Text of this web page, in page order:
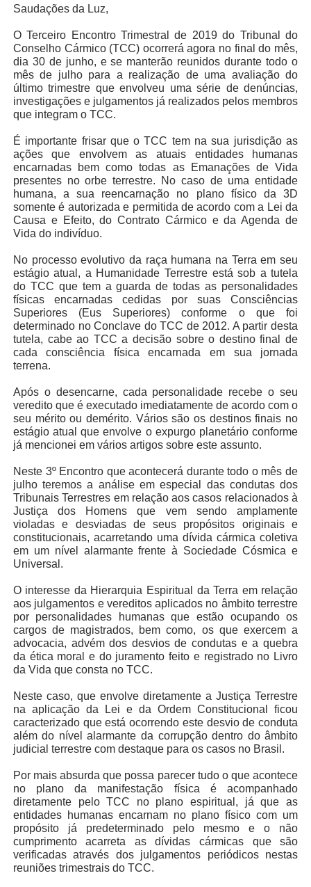
Saudações da Luz,
O Terceiro Encontro Trimestral de 2019 do Tribunal do
Conselho Cármico (TCC) ocorrerá agora no final do mês,
dia 30 de junho, e se manterão reunidos durante todo o
mês de julho para a realização de uma avaliação do
último trimestre que envolveu uma série de denúncias,
investigações e julgamentos já realizados pelos membros
que integram o TCC.
É importante frisar que o TCC tem na sua jurisdição as
ações que envolvem as atuais entidades humanas
encarnadas bem como todas as Emanações de Vida
presentes no orbe terrestre. No caso de uma entidade
humana, a sua reencarnação no plano físico da 3D
somente é autorizada e permitida de acordo com a Lei da
Causa e Efeito, do Contrato Cármico e da Agenda de
Vida do indivíduo.
No processo evolutivo da raça humana na Terra em seu
estágio atual, a Humanidade Terrestre está sob a tutela
do TCC que tem a guarda de todas as personalidades
físicas encarnadas cedidas por suas Consciências
Superiores (Eus Superiores) conforme o que foi
determinado no Conclave do TCC de 2012. A partir desta
tutela, cabe ao TCC a decisão sobre o destino final de
cada consciência física encarnada em sua jornada
terrena.
Após o desencarne, cada personalidade recebe o seu
veredito que é executado imediatamente de acordo com o
seu mérito ou demérito. Vários são os destinos finais no
estágio atual que envolve o expurgo planetário conforme
já mencionei em vários artigos sobre este assunto.
Neste 3º Encontro que acontecerá durante todo o mês de
julho teremos a análise em especial das condutas dos
Tribunais Terrestres em relação aos casos relacionados à
Justiça dos Homens que vem sendo amplamente
violadas e desviadas de seus propósitos originais e
constitucionais, acarretando uma dívida cármica coletiva
em um nível alarmante frente à Sociedade Cósmica e
Universal.
O interesse da Hierarquia Espiritual da Terra em relação
aos julgamentos e vereditos aplicados no âmbito terrestre
por personalidades humanas que estão ocupando os
cargos de magistrados, bem como, os que exercem a
advocacia, advém dos desvios de condutas e a quebra
da ética moral e do juramento feito e registrado no Livro
da Vida que consta no TCC.
Neste caso, que envolve diretamente a Justiça Terrestre
na aplicação da Lei e da Ordem Constitucional ficou
caracterizado que está ocorrendo este desvio de conduta
além do nível alarmante da corrupção dentro do âmbito
judicial terrestre com destaque para os casos no Brasil.
Por mais absurda que possa parecer tudo o que acontece
no plano da manifestação física é acompanhado
diretamente pelo TCC no plano espiritual, já que as
entidades humanas encarnam no plano físico com um
propósito já predeterminado pelo mesmo e o não
cumprimento acarreta as dívidas cármicas que são
verificadas através dos julgamentos periódicos nestas
reuniões trimestrais do TCC.